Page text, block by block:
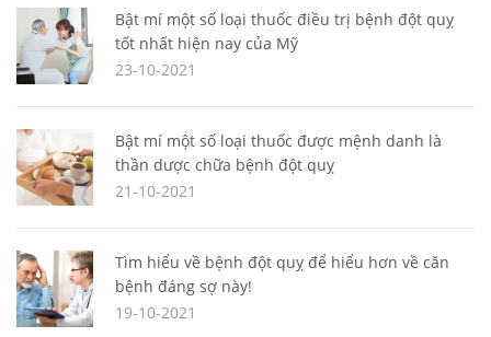
Bật mí một số loại thuốc điều trị bệnh đột quỵ
tốt nhất hiện nay của Mỹ
23-10-2021
Bật mí một số loại thuốc được mệnh danh là
thần dược chữa bệnh đột quỵ
21-10-2021
Tìm hiểu về bệnh đột quỵ để hiểu hơn về căn
bệnh đáng sợ này!
19-10-2021